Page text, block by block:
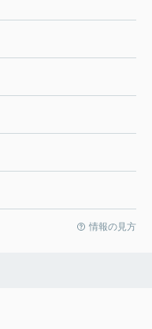
情報の見方